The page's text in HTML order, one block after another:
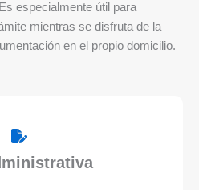
especialmente útil para
mientras se disfruta de la
en el propio domicilio.